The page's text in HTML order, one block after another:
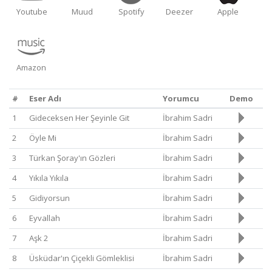
Youtube Muud Spotify Deezer Apple
Amazon
# Eser Adı Yorumcu
Demo
1
Gideceksen Her Şeyinle Git
İbrahim Sadri
2
Öyle Mi
İbrahim Sadri
3
Türkan Şoray'ın Gözleri
İbrahim Sadri
4
Yıkıla Yıkıla
İbrahim Sadri
5
Gidiyorsun
İbrahim Sadri
6
Eyvallah
İbrahim Sadri
7
Aşk 2
İbrahim Sadri
8
Üsküdar'ın Çiçekli Gömleklisi İbrahim Sadri